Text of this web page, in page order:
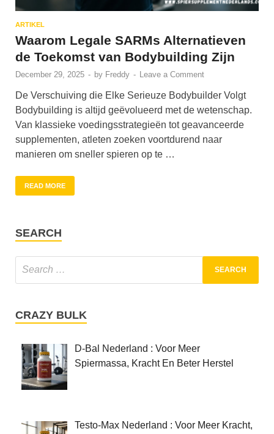
ARTIKEL
Waarom Legale SARMs Alternatieven
de Toekomst van Bodybuilding Zijn
December 29, 2025 - by Freddy - Leave a Comment
De Verschuiving die Elke Serieuze Bodybuilder Volgt
Bodybuilding is altijd geëvolueerd met de wetenschap.
Van klassieke voedingsstrategieën tot geavanceerde
supplementen, atleten zoeken voortdurend naar
manieren om sneller spieren op te …
READ MORE
SEARCH
CRAZY BULK
D-Bal Nederland : Voor Meer
Spiermassa, Kracht En Beter Herstel
Testo-Max Nederland : Voor Meer Kracht,